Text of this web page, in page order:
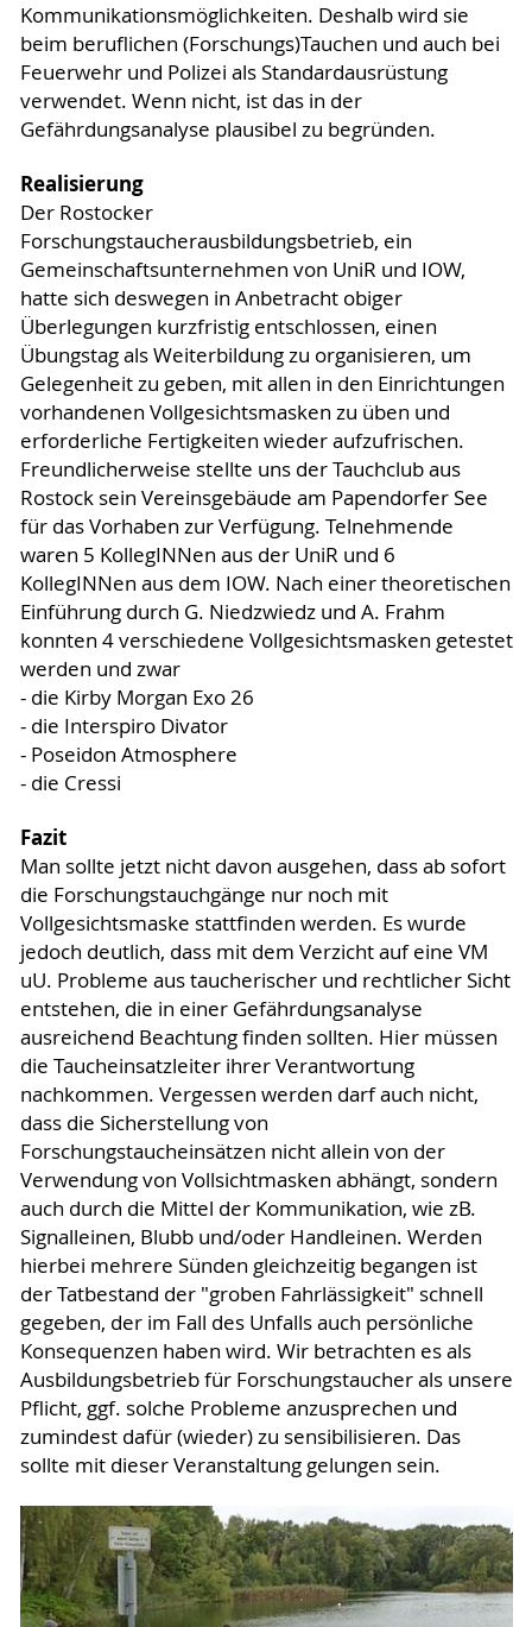
Kommunikationsmöglichkeiten. Deshalb wird sie
beim beruflichen (Forschungs)Tauchen und auch bei
Feuerwehr und Polizei als Standardausrüstung
verwendet. Wenn nicht, ist das in der
Gefährdungsanalyse plausibel zu begründen.
Realisierung
Der Rostocker
Forschungstaucherausbildungsbetrieb, ein
Gemeinschaftsunternehmen von UniR und IOW,
hatte sich deswegen in Anbetracht obiger
Überlegungen kurzfristig entschlossen, einen
Übungstag als Weiterbildung zu organisieren, um
Gelegenheit zu geben, mit allen in den Einrichtungen
vorhandenen Vollgesichtsmasken zu üben und
erforderliche Fertigkeiten wieder aufzufrischen.
Freundlicherweise stellte uns der Tauchclub aus
Rostock sein Vereinsgebäude am Papendorfer See
für das Vorhaben zur Verfügung. Telnehmende
waren 5 KollegINNen aus der UniR und 6
KollegINNen aus dem IOW. Nach einer theoretischen
Einführung durch G. Niedzwiedz und A. Frahm
konnten 4 verschiedene Vollgesichtsmasken getestet
werden und zwar
- die Kirby Morgan Exo 26
- die Interspiro Divator
- Poseidon Atmosphere
- die Cressi
Fazit
Man sollte jetzt nicht davon ausgehen, dass ab sofort
die Forschungstauchgänge nur noch mit
Vollgesichtsmaske stattfinden werden. Es wurde
jedoch deutlich, dass mit dem Verzicht auf eine VM
uU. Probleme aus taucherischer und rechtlicher Sicht
entstehen, die in einer Gefährdungsanalyse
ausreichend Beachtung finden sollten. Hier müssen
die Taucheinsatzleiter ihrer Verantwortung
nachkommen. Vergessen werden darf auch nicht,
dass die Sicherstellung von
Forschungstaucheinsätzen nicht allein von der
Verwendung von Vollsichtmasken abhängt, sondern
auch durch die Mittel der Kommunikation, wie zB.
Signalleinen, Blubb und/oder Handleinen. Werden
hierbei mehrere Sünden gleichzeitig begangen ist
der Tatbestand der "groben Fahrlässigkeit" schnell
gegeben, der im Fall des Unfalls auch persönliche
Konsequenzen haben wird. Wir betrachten es als
Ausbildungsbetrieb für Forschungstaucher als unsere
Pflicht, ggf. solche Probleme anzusprechen und
zumindest dafür (wieder) zu sensibilisieren. Das
sollte mit dieser Veranstaltung gelungen sein.